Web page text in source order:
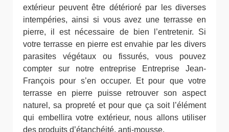
extérieur peuvent être détérioré par les diverses
intempéries, ainsi si vous avez une terrasse en
pierre, il est nécessaire de bien l’entretenir. Si
votre terrasse en pierre est envahie par les divers
parasites végétaux ou fissurés, vous pouvez
compter sur notre entreprise Entreprise Jean-
François pour s’en occuper. Et pour que votre
terrasse en pierre puisse retrouver son aspect
naturel, sa propreté et pour que ça soit l’élément
qui embellira votre extérieur, nous allons utiliser
des produits d’étanchéité, anti-mousse.